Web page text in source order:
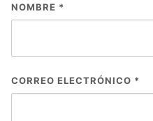
NOMBRE *
CORREO ELECTRÓNICO *